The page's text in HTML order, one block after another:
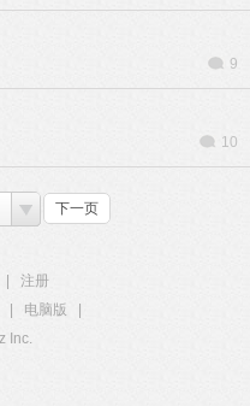
9
10
下一页
注册
电脑版
Inc.